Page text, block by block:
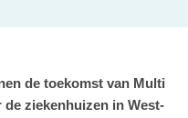
de toekomst van Multi
ziekenhuizen in West-